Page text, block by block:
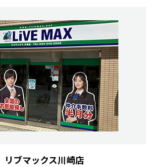
リブマックス川崎店